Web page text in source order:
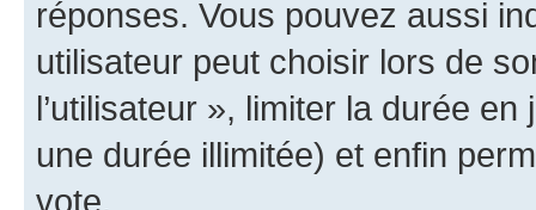
réponses. Vous pouvez aussi
utilisateur peut choisir lors de
l’utilisateur », limiter la durée
une durée illimitée) et enfin
vote.